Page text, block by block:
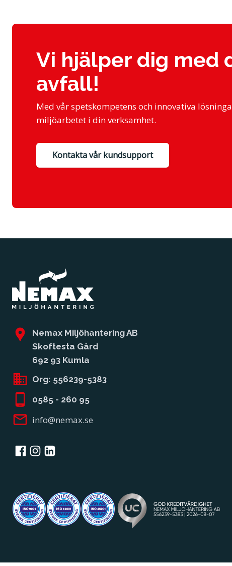
Vi hjälper dig med
avfall!
Med vår spetskompetens och innovativa
miljöarbetet i din verksamhet.
Kontakta vår kundsupport
Nemax Miljöhantering AB
Skoftesta Gård
692 93 Kumla
Org: 556239-5383
0585 - 260 95
info@nemax.se